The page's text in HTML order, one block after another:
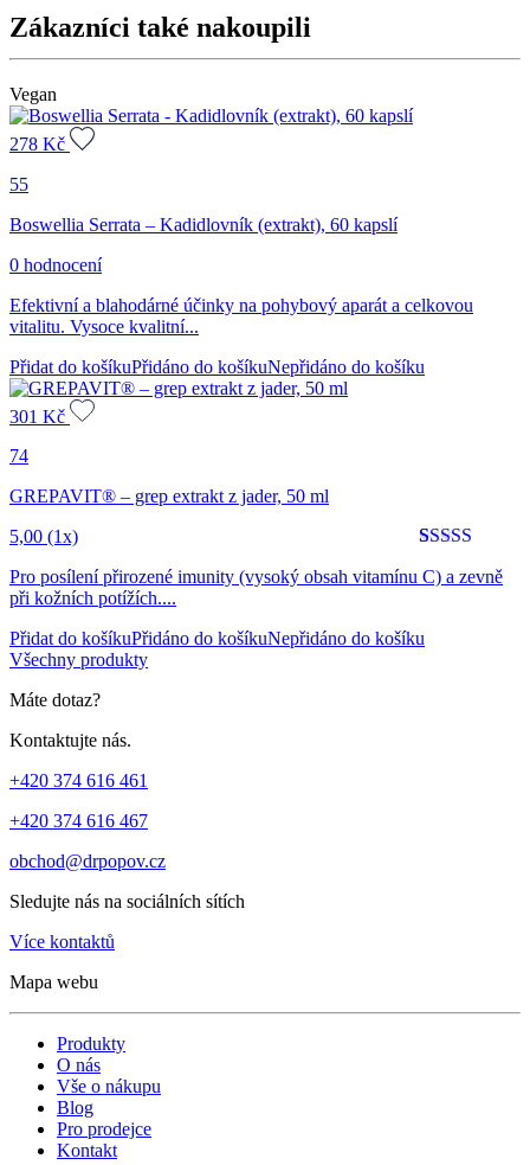
Zákazníci také nakoupili
Vegan
278 Kč
55
Boswellia Serrata – Kadidlovník (extrakt), 60 kapslí
0 hodnocení
Efektivní a blahodárné účinky na pohybový aparát a celkovou
vitalitu. Vysoce kvalitní...
Přidat do košíkuPřidáno do košíkuNepřidáno do košíku
301 Kč
74
GREPAVIT® – grep extrakt z jader, 50 ml
z 5 na
zákazníka
5,00 (1x)
Pro posílení přirozené imunity (vysoký obsah vitamínu C) a zevně
při kožních potížích....
Přidat do košíkuPřidáno do košíkuNepřidáno do košíku
Všechny produkty
Máte dotaz?
Kontaktujte nás.
+420 374 616 461
+420 374 616 467
obchod@drpopov.cz
Sledujte nás na sociálních sítích
Více kontaktů
Mapa webu
Produkty
O nás
Vše o nákupu
Blog
Pro prodejce
Kontakt